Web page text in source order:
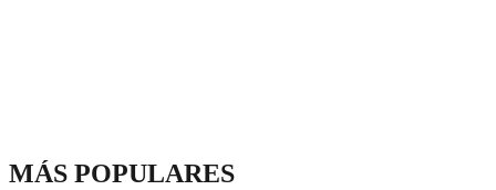
MÁS POPULARES